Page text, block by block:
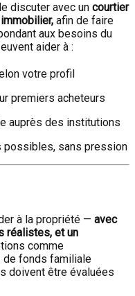
discuter avec un courtier
afin de faire
aux besoins du
aider à :
votre profil
premiers acheteurs
auprès des institutions
possibles, sans pression
à la propriété — avec
réalistes, et un
comme
de fonds familiale
doivent être évaluées